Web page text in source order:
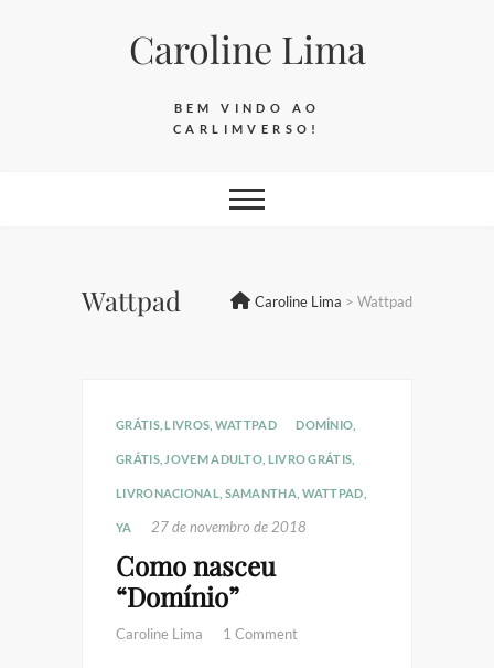
Caroline Lima
BEM VINDO AO
CARLIMVERSO!
Wattpad Caroline Lima > Wattpad
GRÁTIS,LIVROS WATTPAD DOMÍNIO
GRÁTIS, JOVEM ADULTO LIVRO GRÁTIS
LIVRONACIONAL SAMANTHA, WATTPAD
YA 27 de novembro de 2018
Como nasceu
“Domínio”
Caroline Lima 1 Comment